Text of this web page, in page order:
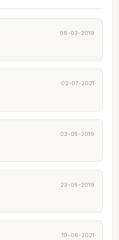
08-03-2019
02-07-2021
03-05-2019
23-05-2019
19-06-2021